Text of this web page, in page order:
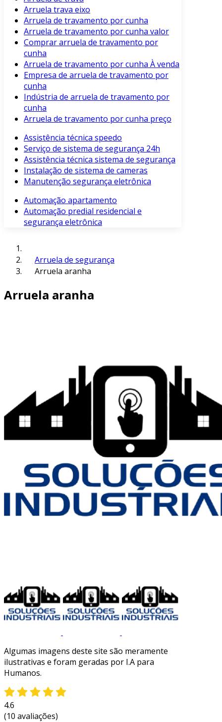
Arruela trava eixo
Arruela de travamento por cunha
Arruela de travamento por cunha valor
Comprar arruela de travamento por
cunha
Arruela de travamento por cunha À venda
Empresa de arruela de travamento por
cunha
Indústria de arruela de travamento por
cunha
Arruela de travamento por cunha preço
Assistência técnica speedo
Serviço de sistema de segurança 24h
Assistência técnica sistema de segurança
Instalação de sistema de cameras
Manutenção segurança eletrônica
Automação apartamento
Automação predial residencial e
segurança eletrônica
Arruela de segurança
Arruela aranha
Arruela aranha
Algumas imagens deste site são meramente
ilustrativas e foram geradas por I.A para
Humanos.
4.6
(10 avaliações)